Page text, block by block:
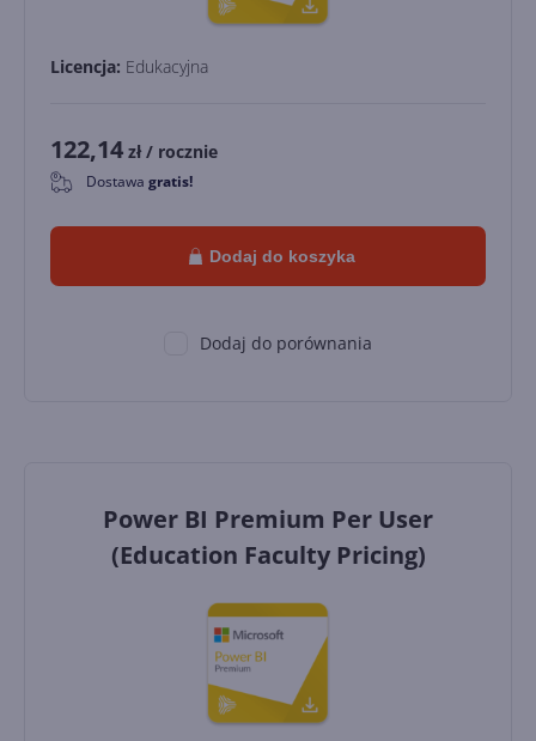
Licencja: Edukacyjna
122,14 zł / rocznie
0 Dostawa gratis!
Dodaj do koszyka
Dodaj do porównania
Power BI Premium Per User
(Education Faculty Pricing)